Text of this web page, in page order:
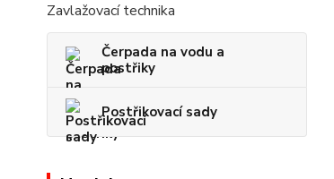
Zavlažovací technika
Čerpada na vodu a
postřiky
Postřikovací sady